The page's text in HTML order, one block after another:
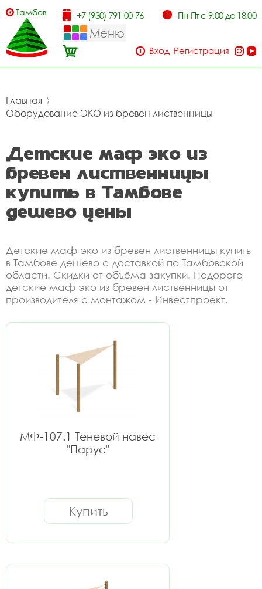
Тамбов +7 (930) 791-00-76 Пн-Пт с 9.00 до 18.00
Меню
Вход Регистрация
Главная 〉
Оборудование ЭКО из бревен лиственницы
Детские маф эко из
бревен лиственницы
купить в Тамбове
дешево цены
Детские маф эко из бревен лиственницы купить
в Тамбове дешево с доставкой по Тамбовской
области. Скидки от объёма закупки. Недорого
детские маф эко из бревен лиственницы от
производителя с монтажом - Инвестпроект.
МФ-107.1 Теневой навес
"Парус"
Купить